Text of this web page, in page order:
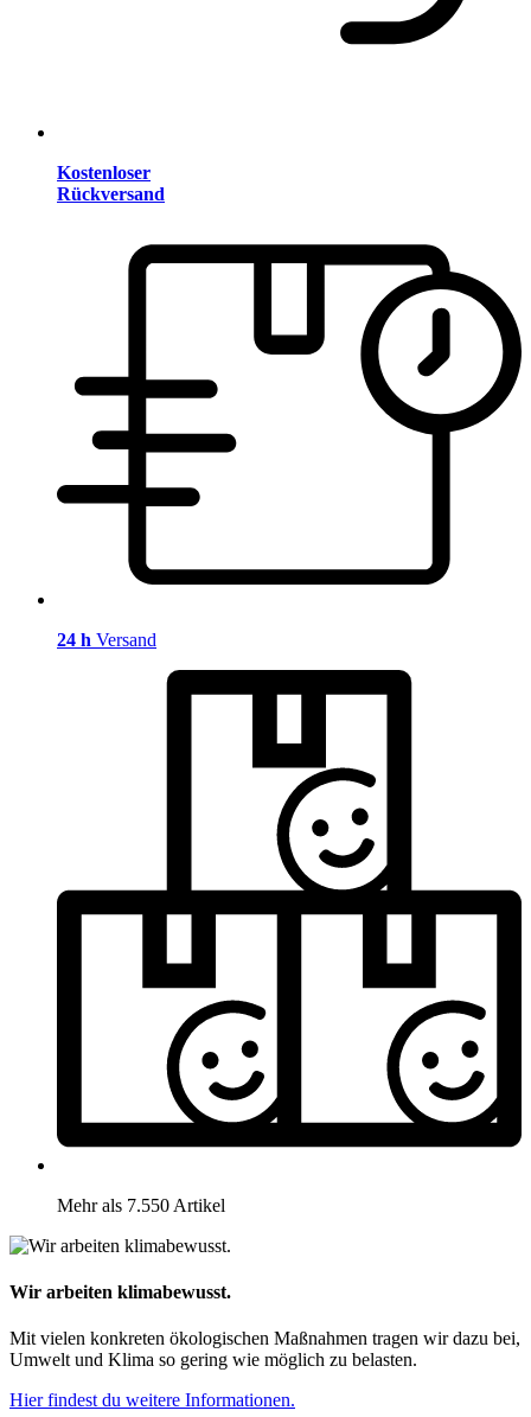
Kostenloser
Rückversand
24 h Versand
Mehr als 7.550 Artikel
Wir arbeiten klimabewusst.
Mit vielen konkreten ökologischen Maßnahmen tragen wir dazu bei,
Umwelt und Klima so gering wie möglich zu belasten.
Hier findest du weitere Informationen.